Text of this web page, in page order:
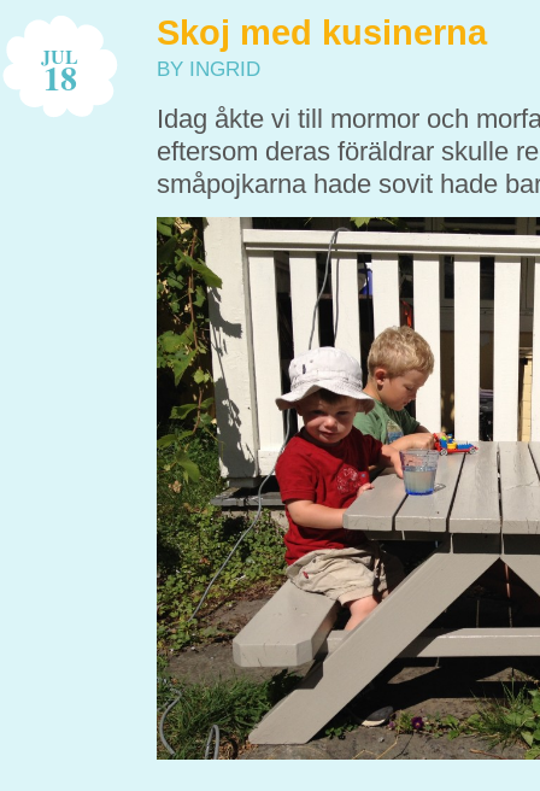
JUL
18
Skoj med kusinerna
BY INGRID
Idag åkte vi till mormor och
eftersom deras föräldrar skulle
småpojkarna hade sovit hade